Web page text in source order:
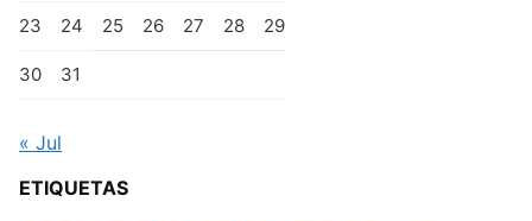
23 24 25 26 27 28 29
30 31
« Jul
ETIQUETAS